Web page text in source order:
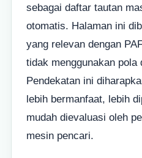
sebagai daftar tautan
otomatis. Halaman ini
yang relevan dengan
tidak menggunakan pola
Pendekatan ini
lebih bermanfaat, lebih
mudah dievaluasi oleh
mesin pencari.